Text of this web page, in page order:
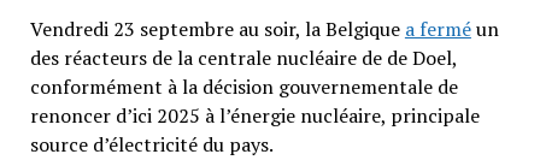
Vendredi 23 septembre au soir, la Belgique a ferméun
des réacteurs de la centrale nucléaire de de Doel,
conformément à la décision gouvernementale de
renoncer d’ici 2025 à l’énergie nucléaire, principale
source d’électricité du pays.